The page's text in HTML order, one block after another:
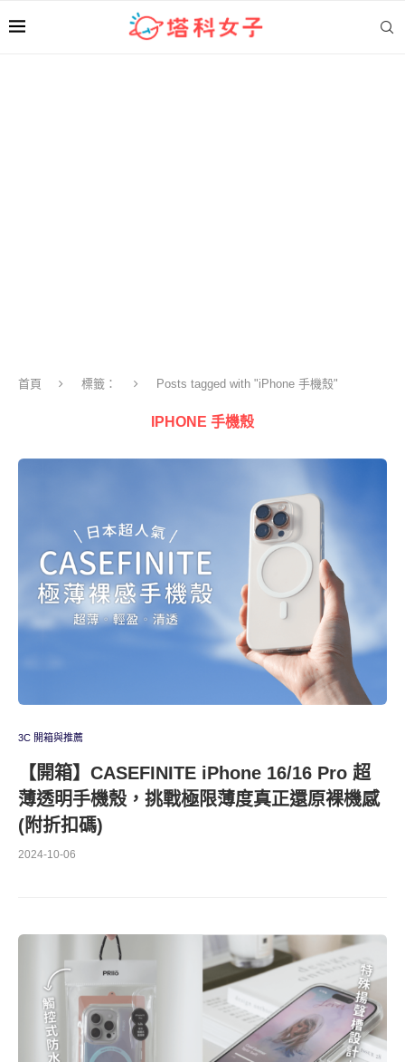
首頁 標籤： Posts tagged with "iPhone 手機殼"
IPHONE 手機殼
3C 開箱與推薦
【開箱】CASEFINITE iPhone 16/16 Pro 超
薄透明手機殼，挑戰極限薄度真正還原裸機感
(附折扣碼)
2024-10-06